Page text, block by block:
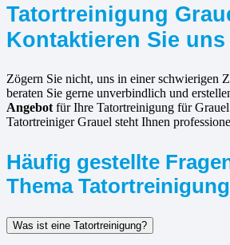
Tatortreinigung
Kontaktieren Sie uns
Zögern Sie nicht, uns in einer schwierigen
beraten Sie gerne unverbindlich und
Angebot für Ihre Tatortreinigung für
Tatortreiniger Grauel steht Ihnen
Häufig gestellte
Thema
Was ist eine Tatortreinigung?